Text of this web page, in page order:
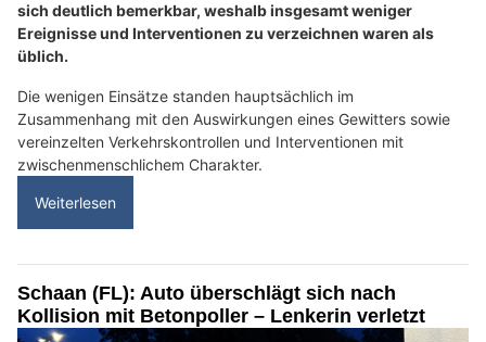
sich deutlich bemerkbar, weshalb insgesamt weniger
Ereignisse und Interventionen zu verzeichnen waren als
üblich.
Die wenigen Einsätze standen hauptsächlich im
Zusammenhang mit den Auswirkungen eines Gewitters sowie
vereinzelten Verkehrskontrollen und Interventionen mit
zwischenmenschlichem Charakter.
Weiterlesen
Schaan (FL): Auto überschlägt sich nach
Kollision mit Betonpoller – Lenkerin verletzt